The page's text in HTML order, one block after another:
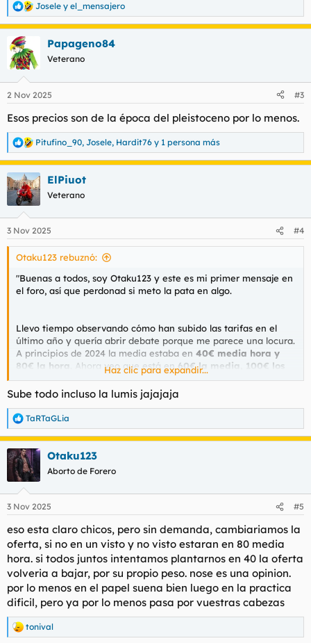
R
e
a
c
c
i
e
:
Josele y el_mensajero
Papageno84
Veterano
2 Nov 2025 #3
Esos precios son de la época del pleistoceno por lo menos.
R
e
a
c
c
i
e
s
Pitufino_90, Josele, Hardit76 y 1 persona más
ElPiuot
Veterano
3 Nov 2025 #4
Otaku123 rebuznó:
"Buenas a todos, soy Otaku123 y este es mi primer mensaje en
el foro, así que perdonad si meto la pata en algo.
Llevo tiempo observando cómo han subido las tarifas en el
último año y quería abrir debate porque me parece una locura.
A principios de 2024 la media estaba en 40€ media hora y
80€ la hora
. Ahora veo que está en 60€ la media, 100€ los
40 minutos y 120€ la hora completa.
Además, varios comentan que el servicio ya no es el mismo,
que hay menos implicación por el mismo dinero (o más).
La sensación es que suben porque saben que la demanda está
ahí y vamos a seguir yendo igual, simple ley de oferta y
demanda.
Mis preguntas son:
¿Creéis que si hubiera una bajada real de demanda (que
dejáramos de pagar esos precios), las tarifas bajarían por
lógica de mercado?
¿Estaríais dispuestos a intentar coordinadamente
volver a los precios de 40€/media y 80€/hora
dejando de pagar las tarifas actuales?
Haz clic para expandir...
Sube todo incluso la lumis jajajaja
R
e
a
c
c
e
:
TaRTaGLia
Otaku123
Aborto de Forero
3 Nov 2025 #5
eso esta claro chicos, pero sin demanda, cambiariamos la
oferta, si no en un visto y no visto estaran en 80 media
hora. si todos juntos intentamos plantarnos en 40 la oferta
volveria a bajar, por su propio peso. nose es una opinion.
por lo menos en el papel suena bien luego en la practica
dificil, pero ya por lo menos pasa por vuestras cabezas
R
tonival